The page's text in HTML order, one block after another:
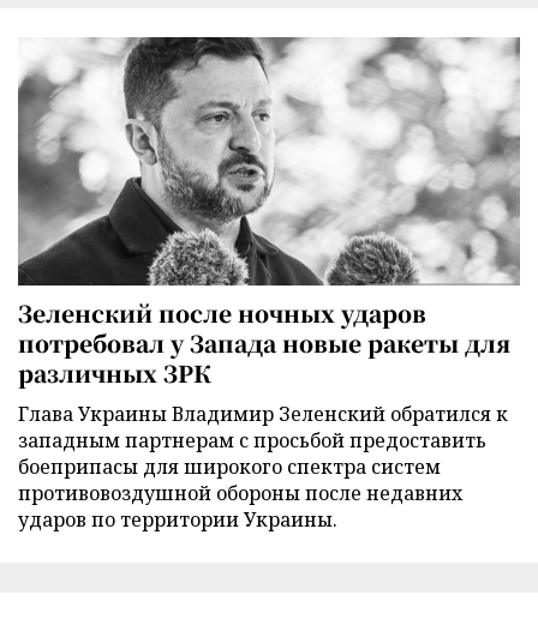
Зеленский после ночных ударов
потребовал у Запада новые ракеты для
различных ЗРК
Глава Украины Владимир Зеленский обратился к
западным партнерам с просьбой предоставить
боеприпасы для широкого спектра систем
противовоздушной обороны после недавних
ударов по территории Украины.